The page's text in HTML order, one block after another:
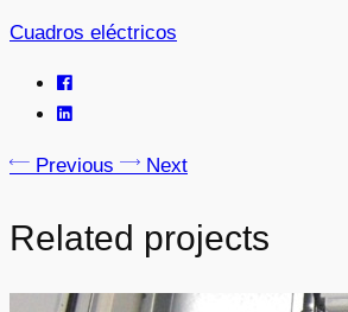
Cuadros eléctricos
Previous Next
Related projects